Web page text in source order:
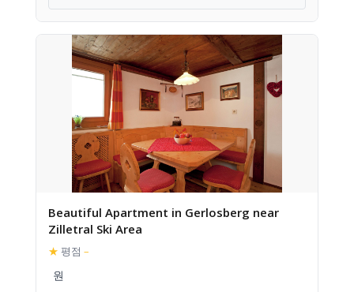
Beautiful Apartment in Gerlosberg near
Zilletral Ski Area
★ 평점 –